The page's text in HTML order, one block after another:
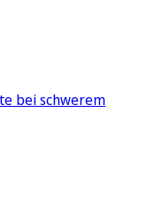
bei schwerem